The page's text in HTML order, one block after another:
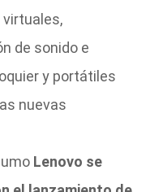
de sonido e
y portátiles
nuevas
Lenovo se